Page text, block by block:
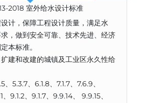
2018 室外给水设计标准
计，保障工程设计质量，满足水
，做到安全可靠、技术先进、经济
本标准。
建和改建的城镇及工业区永久性给
5.3.7、6.1.8、7.1.7、7.6.9、
9.1.2、9.1.7、9.9.14、 9.9.15、